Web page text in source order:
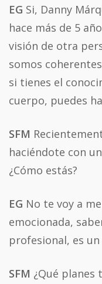
EG Si, Danny
hace más de 5
visión de otra
somos
si tienes el
cuerpo, puedes
SFM
haciéndote con
¿Cómo estás?
EG No te voy a
emocionada,
profesional, es
SFM ¿Qué planes